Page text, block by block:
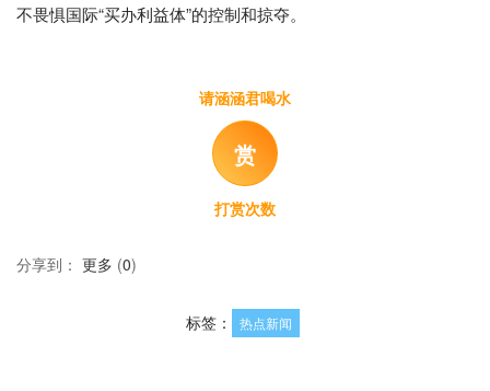
不畏惧国际“买办利益体”的控制和掠夺。
请涵涵君喝水
赏
打赏次数
分享到： 更多 (0)
标签： 热点新闻